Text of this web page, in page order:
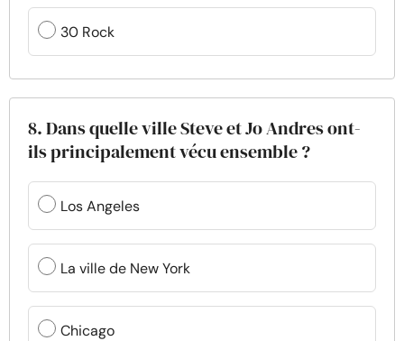
30 Rock
8. Dans quelle ville Steve et Jo Andres ont-
ils principalement vécu ensemble ?
Los Angeles
La ville de New York
Chicago